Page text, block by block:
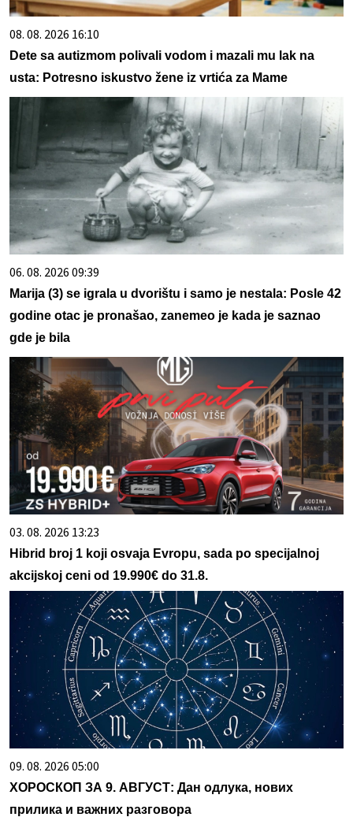
08. 08. 2026 16:10
Dete sa autizmom polivali vodom i mazali mu lak na
usta: Potresno iskustvo žene iz vrtića za Mame
06. 08. 2026 09:39
Marija (3) se igrala u dvorištu i samo je nestala: Posle 42
godine otac je pronašao, zanemeo je kada je saznao
gde je bila
03. 08. 2026 13:23
Hibrid broj 1 koji osvaja Evropu, sada po specijalnoj
akcijskoj ceni od 19.990€ do 31.8.
09. 08. 2026 05:00
ХОРОСКОП ЗА 9. АВГУСТ: Дан одлука, нових
прилика и важних разговора